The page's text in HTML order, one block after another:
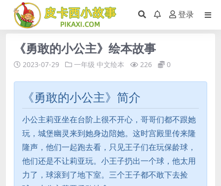
登录
《勇敢的小公主》绘本故事
2023-07-29 一年级 中文绘本 226 0
《勇敢的小公主》简介
小公主莉亚坐在台阶上很不开心，哥哥们都不跟她
玩，城堡幽灵来到她身边陪她。这时宫殿里传来隆
隆声，他们一起跑去看，只见王子们在玩保龄球，
他们还是不让莉亚玩。小王子扔出一个球，他太用
力了，球滚到了地下室。三个王子都不敢下去捡